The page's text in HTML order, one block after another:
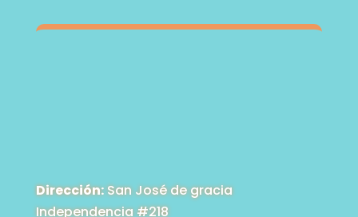
Dirección:San José de gracia
Independencia #218